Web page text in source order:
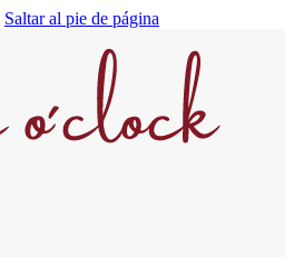
Saltar al pie de página